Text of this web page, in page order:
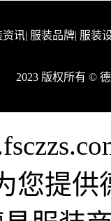
资讯| 服装品牌| 服装
2023 版权所有 ©
您提